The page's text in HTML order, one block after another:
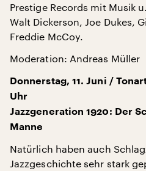
Prestige Records mit Musik
Walt Dickerson, Joe Dukes,
Freddie McCoy.
Moderation: Andreas Müller
Donnerstag, 11. Juni /
Uhr
Jazzgeneration 1920: Der
Manne
Natürlich haben auch
Jazzgeschichte sehr stark